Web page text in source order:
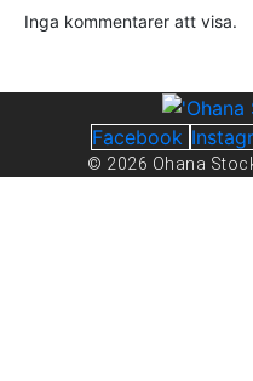
Inga kommentarer att visa.
Facebook
© 2026 Ohana